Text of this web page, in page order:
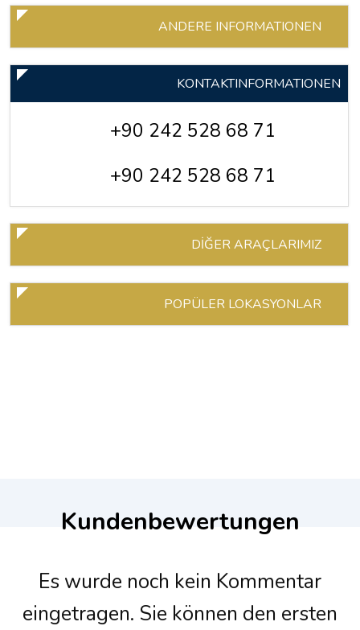
ANDERE INFORMATIONEN
KONTAKTINFORMATIONEN
+90 242 528 68 71
+90 242 528 68 71
DİĞER ARAÇLARIMIZ
POPÜLER LOKASYONLAR
Kundenbewertungen
Es wurde noch kein Kommentar
eingetragen. Sie können den ersten